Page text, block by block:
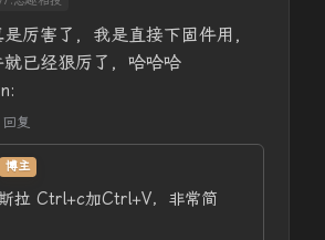
厉害了，我是直接下固件用，
已经狠厉了，哈哈哈
回复
博主
拉 Ctrl+c加Ctrl+V，非常简